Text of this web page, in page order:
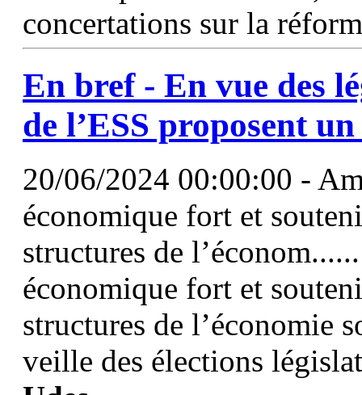
concertations sur la
En bref - En vue des
de l’ESS proposent
20/06/2024 00:00:00 -
économique fort et
structures de
économique fort et
structures de l’économie
veille des élections